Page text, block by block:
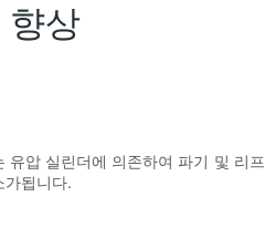
향상
압 실린더에 의존하여 파기 및 리
가됩니다.